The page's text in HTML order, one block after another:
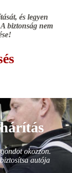
és legyen
biztonság nem
okozzon.
autója